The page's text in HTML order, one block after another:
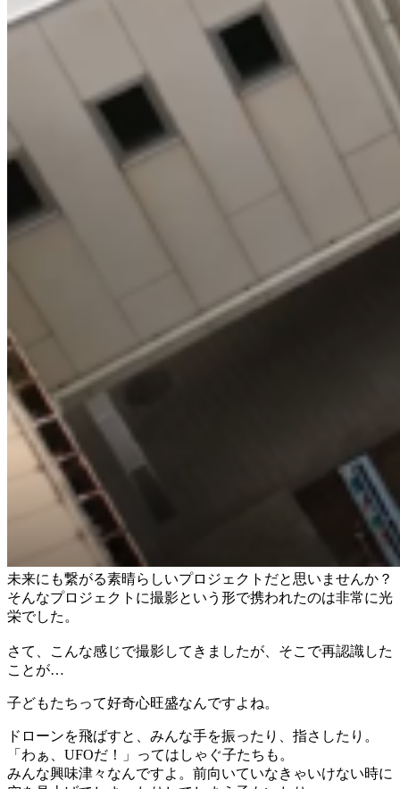
未来にも繋がる素晴らしいプロジェクトだと思いませんか？
そんなプロジェクトに撮影という形で携われたのは非常に光
栄でした。
さて、こんな感じで撮影してきましたが、そこで再認識した
ことが…
子どもたちって好奇心旺盛なんですよね。
ドローンを飛ばすと、みんな手を振ったり、指さしたり。
「わぁ、UFOだ！」ってはしゃぐ子たちも。
みんな興味津々なんですよ。前向いていなきゃいけない時に